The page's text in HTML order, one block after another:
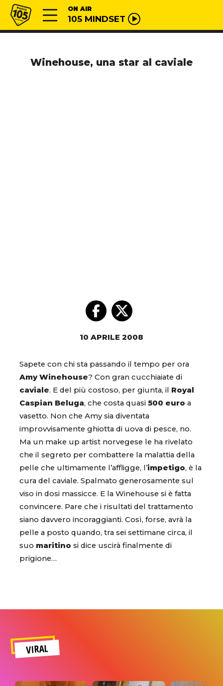
Vai al contenuto
Radio 105 ON AIR
105 MINDSET
Winehouse, una star al caviale
10 APRILE 2008
Sapete con chi sta passando il tempo per ora
Amy Winehouse? Con gran cucchiaiate di
caviale. E del più costoso, per giunta, il Royal
Caspian Beluga, che costa quasi 500 euro a
vasetto. Non che Amy sia diventata
improvvisamente ghiotta di uova di pesce, no.
Ma un make up artist norvegese le ha rivelato
che il segreto per combattere la malattia della
pelle che ultimamente l’affligge, l’impetigo, è la
cura del caviale. Spalmato generosamente sul
viso in dosi massicce. E la Winehouse si è fatta
convincere. Pare che i risultati del trattamento
siano davvero incoraggianti. Così, forse, avrà la
pelle a posto quando, tra sei settimane circa, il
suo maritino si dice uscirà finalmente di
prigione…
VIRAL